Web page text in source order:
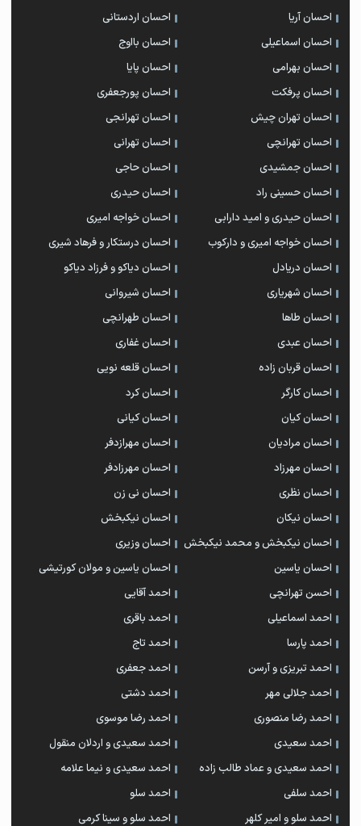
احسان آریا
احسان اردستانی
احسان اسماعیلی
احسان بااوج
احسان بهرامی
احسان پایا
احسان پرفکت
احسان پورجعفری
احسان تهران چیش
احسان تهرانجی
احسان تهرانچی
احسان تهرانی
احسان جمشیدی
احسان حاجی
احسان حسینی راد
احسان حیدری
احسان حیدری و امید دارابی
احسان خواجه امیری
احسان خواجه امیری و دارکوب
احسان درستكار و فرهاد شيرى
احسان دریادل
احسان دیاکو و فرزاد دیاکو
احسان شهریاری
احسان شیروانی
احسان طاها
احسان طهرانچی
احسان عبدی
احسان غفاری
احسان قربان زاده
احسان قلعه نویی
احسان کارگر
احسان کرد
احسان کیان
احسان کیانی
احسان مرادیان
احسان مهرازدفر
احسان مهرزاد
احسان مهرزادفر
احسان نظری
احسان نی زن
احسان نیکان
احسان نیکبخش
احسان نیکبخش و محمد نیکبخش
احسان وزیری
احسان یاسین
احسان یاسین و مولان کورتیشی
احسن تهرانچی
احمد آقایی
احمد اسماعیلی
احمد باقری
احمد پارسا
احمد تاج
احمد تبریزی و آرسن
احمد جعفری
احمد جلالی مهر
احمد دشتی
احمد رضا منصوری
احمد رضا موسوی
احمد سعیدی
احمد سعیدی و اردلان منقول
احمد سعیدی و عماد طالب زاده
احمد سعیدی و نیما علامه
احمد سلفی
احمد سلو
احمد سلو و امیر کلهر
احمد سلو و سینا کرمی